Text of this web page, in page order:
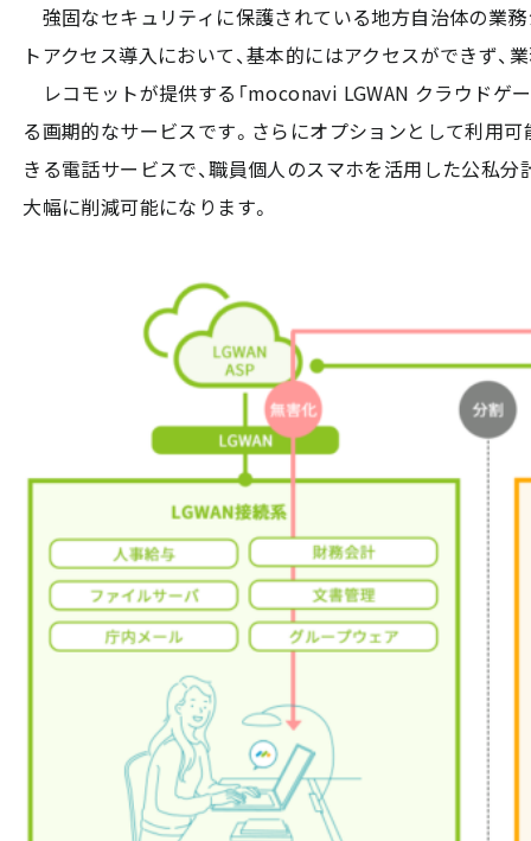
強固なセキュリティに保護されている地方自治体の業
トアクセス導入において、基本的にはアクセスができず
レコモットが提供する「moconavi LGWAN クラウドゲ
る画期的なサービスです。さらにオプションとして利用
きる電話サービスで、職員個人のスマホを活用した公私
大幅に削減可能になります。